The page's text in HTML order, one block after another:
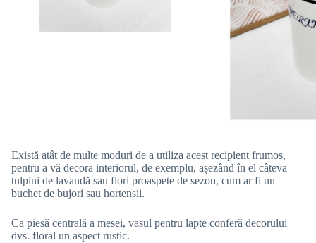
Există atât de multe moduri de a utiliza acest recipient frumos,
pentru a vă decora interiorul, de exemplu, așezând în el câteva
tulpini de lavandă sau flori proaspete de sezon, cum ar fi un
buchet de bujori sau hortensii.
Ca piesă centrală a mesei, vasul pentru lapte conferă decorului
dvs. floral un aspect rustic.